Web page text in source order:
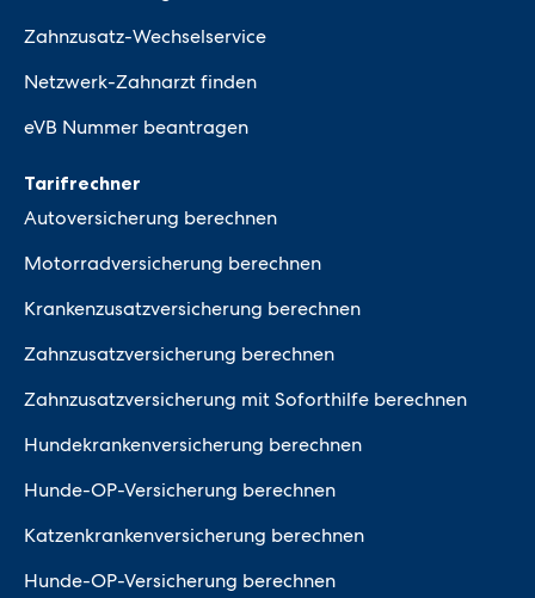
Zahnzusatz-Wechselservice
Netzwerk-Zahnarzt finden
eVB Nummer beantragen
Tarifrechner
Autoversicherung berechnen
Motorradversicherung berechnen
Krankenzusatzversicherung berechnen
Zahnzusatzversicherung berechnen
Zahnzusatzversicherung mit Soforthilfe berechnen
Hundekrankenversicherung berechnen
Hunde-OP-Versicherung berechnen
Katzenkrankenversicherung berechnen
Hunde-OP-Versicherung berechnen